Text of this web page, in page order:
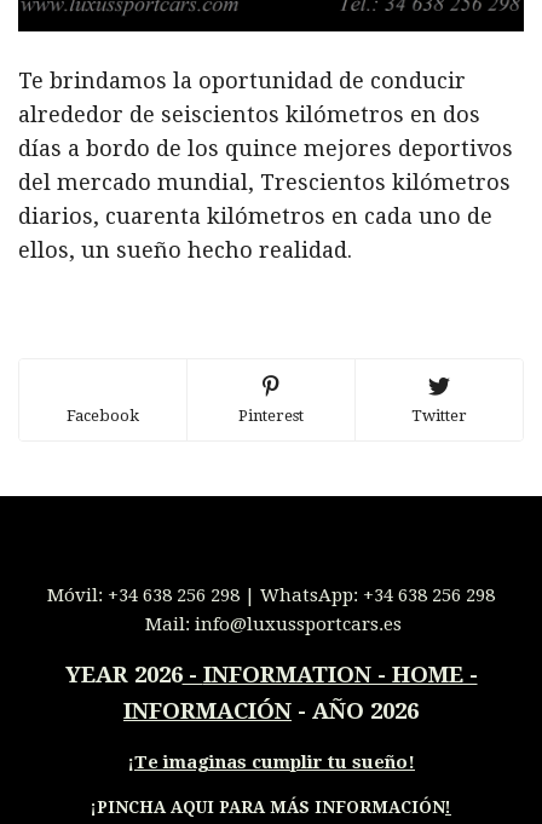
Te brindamos la oportunidad de conducir
alrededor de seiscientos kilómetros en dos
días a bordo de los quince mejores deportivos
del mercado mundial, Trescientos kilómetros
diarios, cuarenta kilómetros en cada uno de
ellos, un sueño hecho realidad.
Facebook Pinterest Twitter
Móvil: +34 638 256 298 | WhatsApp: +34 638 256 298
Mail: info@luxussportcars.es
YEAR 2026- INFORMATION - HOME -
INFORMACIÓN - AÑO 2026
¡Te imaginas cumplir tu sueño!
¡PINCHA AQUI PARA MÁS INFORMACIÓN!